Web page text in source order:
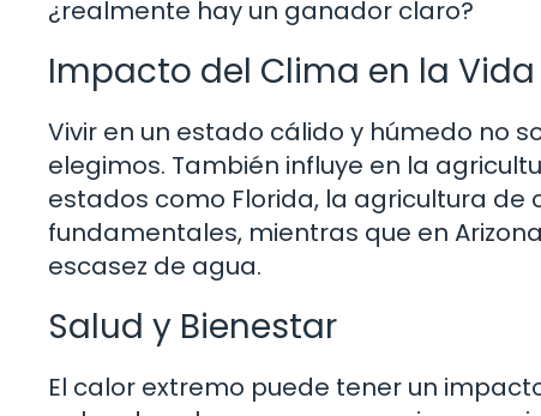
¿realmente hay un ganador claro?
Impacto del Clima en la
Vivir en un estado cálido y húmedo no
elegimos. También influye en la
estados como Florida, la agricultura
fundamentales, mientras que en
escasez de agua.
Salud y Bienestar
El calor extremo puede tener un